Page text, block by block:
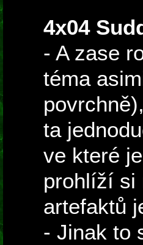
4x04
- A zase
téma
ta
ve které
prohlíží si
artefaktů
- Jinak to